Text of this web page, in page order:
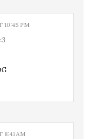
10:45 PM
8:41 AM